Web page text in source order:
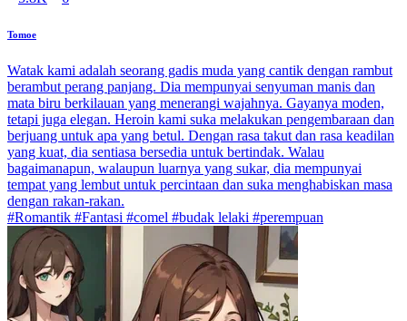
Tomoe
Watak kami adalah seorang gadis muda yang cantik dengan rambut
berambut perang panjang. Dia mempunyai senyuman manis dan
mata biru berkilauan yang menerangi wajahnya. Gayanya moden,
tetapi juga elegan. Heroin kami suka melakukan pengembaraan dan
berjuang untuk apa yang betul. Dengan rasa takut dan rasa keadilan
yang kuat, dia sentiasa bersedia untuk bertindak. Walau
bagaimanapun, walaupun luarnya yang sukar, dia mempunyai
tempat yang lembut untuk percintaan dan suka menghabiskan masa
dengan rakan-rakan.
#Romantik #Fantasi #comel #budak lelaki #perempuan